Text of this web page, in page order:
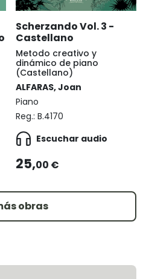
Scherzando Vol. 3 -
Castellano
Metodo creativo y
dinámico de piano
(Castellano)
ALFARAS, Joan
Piano
Reg.: B.4170
Escuchar audio
25,00 €
obras